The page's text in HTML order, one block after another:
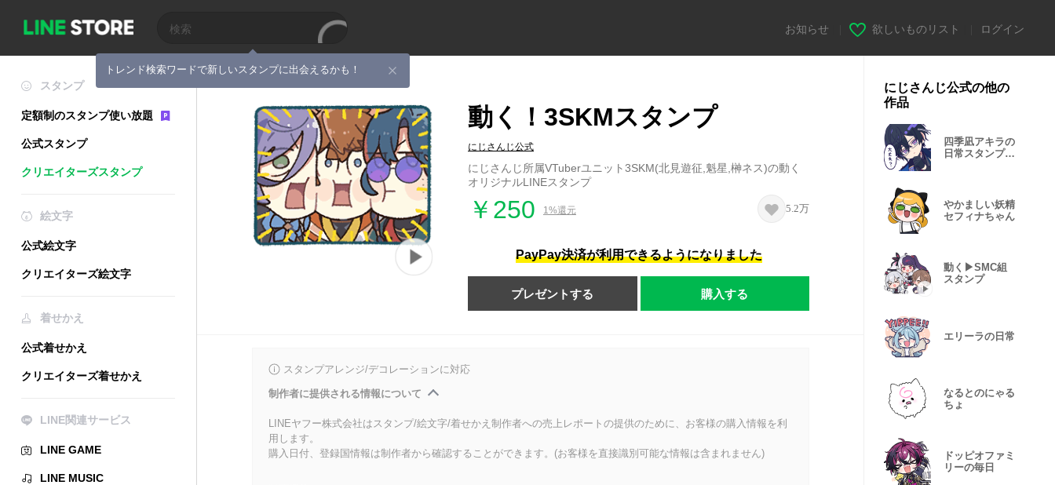
トレンド検索ワードで新しいスタンプに出会えるかも！
お知らせ 欲しいものリスト ログイン
スタンプ
定額制のスタンプ使い放題
公式スタンプ
クリエイターズスタンプ
絵文字
公式絵文字
クリエイターズ絵文字
着せかえ
公式着せかえ
クリエイターズ着せかえ
LINE関連サービス
LINE GAME
LINE MUSIC
動く！3SKMスタンプ
にじさんじ公式
にじさんじ所属VTuberユニット3SKM(北見遊征,魁星,榊ネス)の動く
オリジナルLINEスタンプ
￥250 1%還元 5.2万
PayPay決済が利用できるようになりました
プレゼントする 購入する
スタンプアレンジ/デコレーションに対応
制作者に提供される情報について
LINEヤフー株式会社はスタンプ/絵文字/着せかえ制作者への売上レポートの提供のために、お客様の購入情報を利
用します。
購入日付、登録国情報は制作者から確認することができます。(お客様を直接識別可能な情報は含まれません)
にじさんじ公式の他の
作品
四季凪アキラの
日常スタンプ
やかましい妖精
セフィナちゃん
動く▶︎SMC組
スタンプ
エリーラの日常
なるとのにゃる
ちょ
ドッピオファミ
リーの毎日